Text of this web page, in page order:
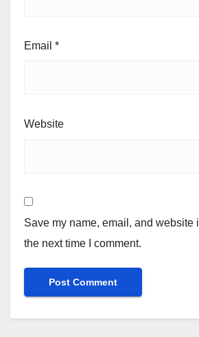
Email *
Website
Save my name, email, and website
the next time I comment.